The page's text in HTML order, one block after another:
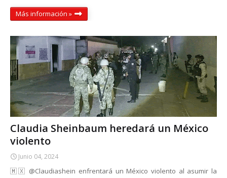
Más información »
Claudia Sheinbaum heredará un México
violento
Junio 04, 2024
🇲🇽 @Claudiashein enfrentará un México violento al asumir la